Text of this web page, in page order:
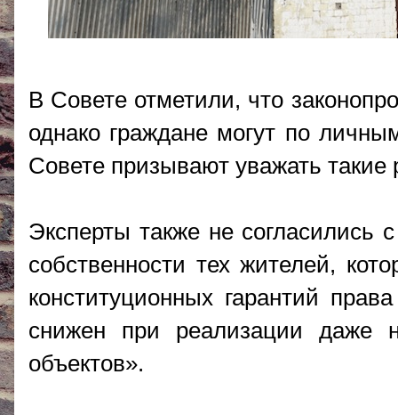
В Совете отметили, что
однако граждане могут по
Совете призывают уважать
Эксперты также не согласились
собственности тех жителей,
конституционных гарантий
снижен при реализации даже
объектов».